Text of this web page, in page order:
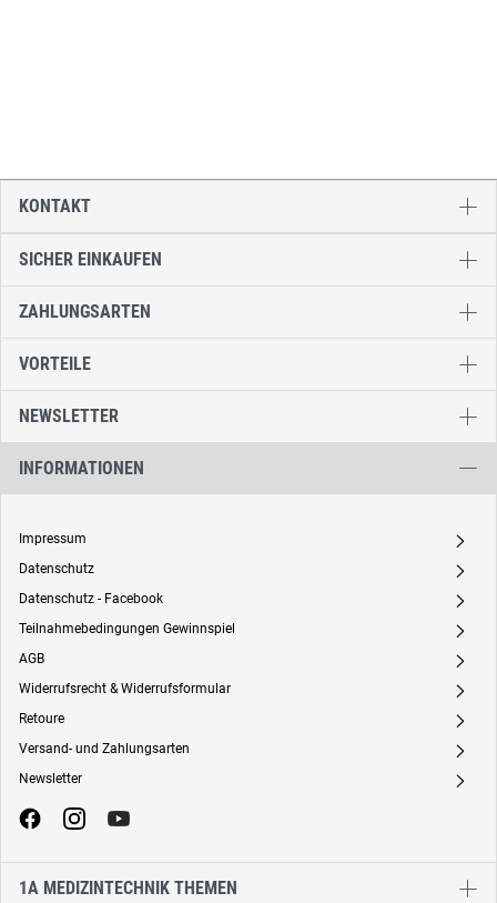
SICHER EINKAUFEN
ZAHLUNGSARTEN
VORTEILE
NEWSLETTER
INFORMATIONEN
Impressum A
Datenschutz A
Datenschutz - Facebook A
Teilnahmebedingungen Gewinnspiel A
AGB A
Widerrufsrecht & Widerrufsformular A
Retoure A
Versand- und Zahlungsarten A
Newsletter A
1A MEDIZINTECHNIK THEMEN
KONTAKT